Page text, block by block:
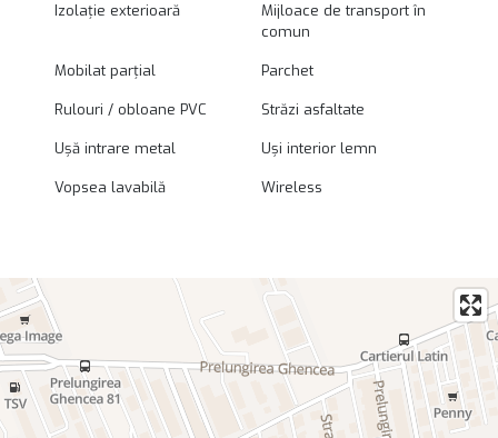
Izolație exterioară
Mijloace de transport în
comun
Mobilat parțial Parchet
Rulouri / obloane PVC Străzi asfaltate
Ușă intrare metal Uși interior lemn
Vopsea lavabilă Wireless